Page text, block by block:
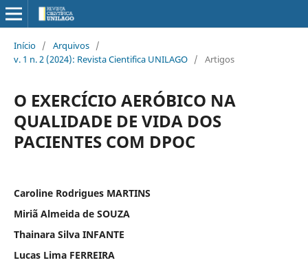
Início / Arquivos /
v. 1 n. 2 (2024): Revista Cientifica UNILAGO / Artigos
O EXERCÍCIO AERÓBICO NA
QUALIDADE DE VIDA DOS
PACIENTES COM DPOC
Caroline Rodrigues MARTINS
Miriã Almeida de SOUZA
Thainara Silva INFANTE
Lucas Lima FERREIRA